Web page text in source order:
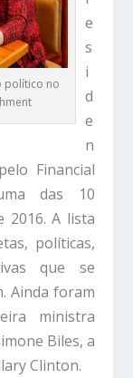
político no
e
s
i
d
e
n
Financial
das 10
2016. A lista
políticas,
que se
Ainda foram
ministra
Biles, a
Clinton.